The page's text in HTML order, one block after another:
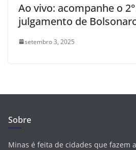
Ao vivo: acompanhe o
julgamento de
setembro 3, 2025
Sobre
Minas é feita de cidades que fazem